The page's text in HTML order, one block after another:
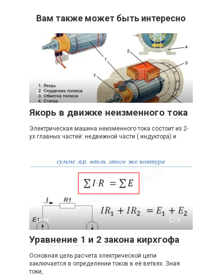
Вам также может быть интересно
Блог 0
Якорь в движке неизменного тока
Электрическая машина неизменного тока состоит из 2-
ух главных частей: недвижной части ( индуктора) и
Блог 0
Уравнение 1 и 2 закона кирхгофа
Основная цель расчета электрической цепи
заключается в определении токов в её ветвях. Зная
токи,